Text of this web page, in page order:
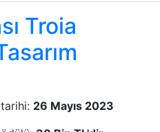
Troia
26 Mayıs 2023